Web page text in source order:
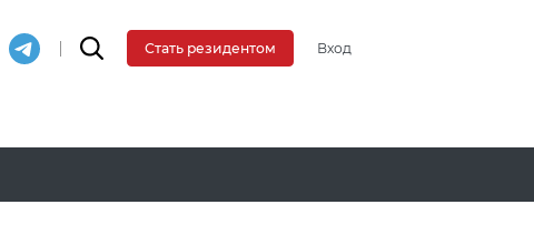
Стать резидентом Вход